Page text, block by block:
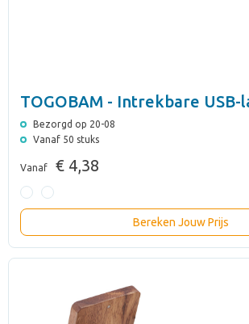
TOGOBAM - Intrekbare USB-
Bezorgd op 20-08
Vanaf 50 stuks
Vanaf € 4,38
Bereken Jouw Prijs